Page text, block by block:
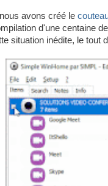
avons créé le
d'une centaine
situation inédite, le tout